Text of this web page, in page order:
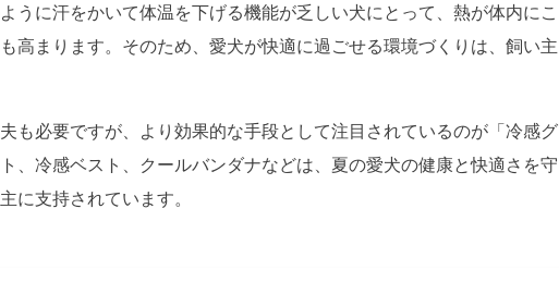
うに汗をかいて体温を下げる機能が乏しい犬にとって、熱が体内にこ
高まります。そのため、愛犬が快適に過ごせる環境づくりは、飼い主
も必要ですが、より効果的な手段として注目されているのが「冷感グ
、冷感ベスト、クールバンダナなどは、夏の愛犬の健康と快適さを守
に支持されています。